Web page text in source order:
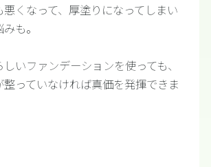
くなって、厚塗りになってしまい
も。
いファンデーションを使っても、
っていなければ真価を発揮できま